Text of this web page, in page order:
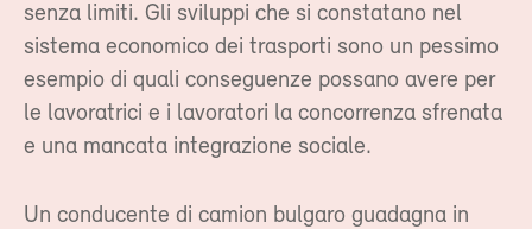
senza limiti. Gli sviluppi che si constatano nel
sistema economico dei trasporti sono un pessimo
esempio di quali conseguenze possano avere per
le lavoratrici e i lavoratori la concorrenza sfrenata
e una mancata integrazione sociale.
Un conducente di camion bulgaro guadagna in